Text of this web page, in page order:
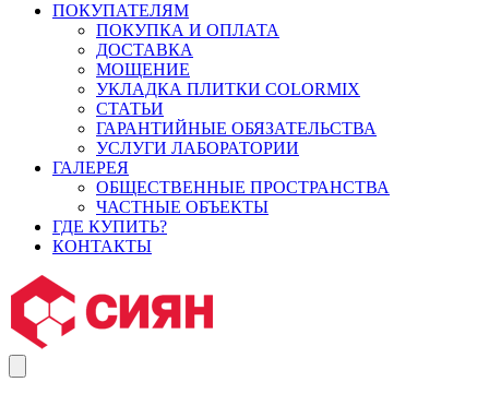
ПОКУПАТЕЛЯМ
ПОКУПКА И ОПЛАТА
ДОСТАВКА
МОЩЕНИЕ
УКЛАДКА ПЛИТКИ COLORMIX
СТАТЬИ
ГАРАНТИЙНЫЕ ОБЯЗАТЕЛЬСТВА
УСЛУГИ ЛАБОРАТОРИИ
ГАЛЕРЕЯ
ОБЩЕСТВЕННЫЕ ПРОСТРАНСТВА
ЧАСТНЫЕ ОБЪЕКТЫ
ГДЕ КУПИТЬ?
КОНТАКТЫ